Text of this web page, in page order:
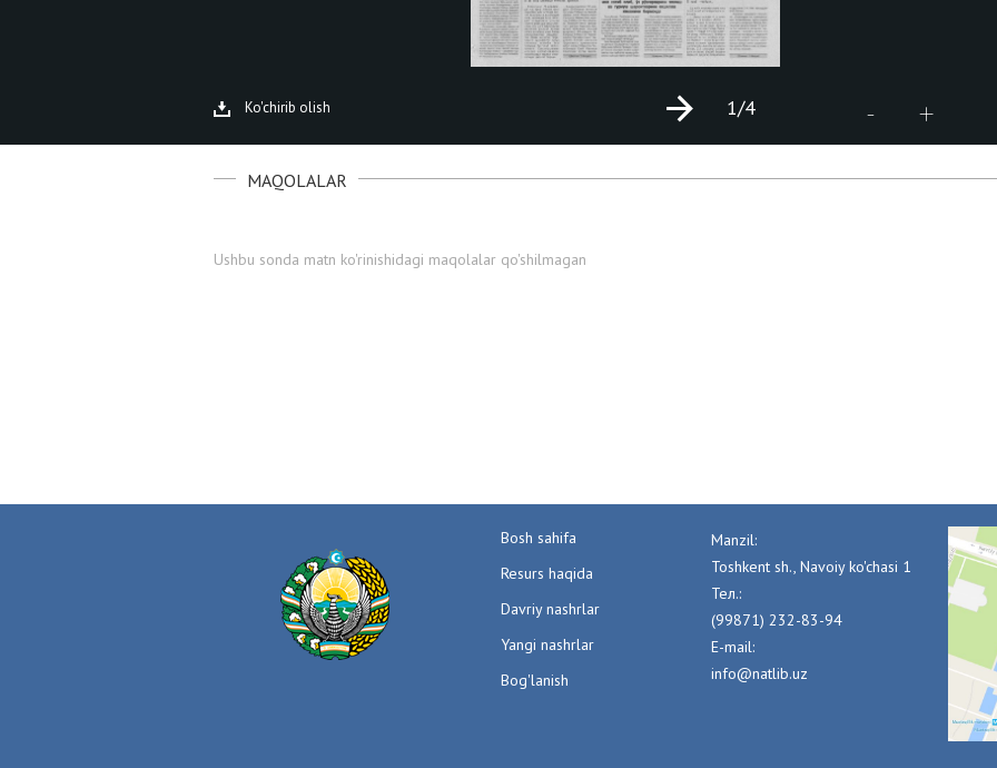
Ko'chirib olish - +
1/4
MAQOLALAR
Ushbu sonda matn ko'rinishidagi maqolalar qo'shilmagan
Bosh sahifa
Resurs haqida
Davriy nashrlar
Yangi nashrlar
Bog'lanish
Manzil:
Toshkent sh., Navoiy ko'chasi 1
Тел.:
(99871) 232-83-94
E-mail:
info@natlib.uz